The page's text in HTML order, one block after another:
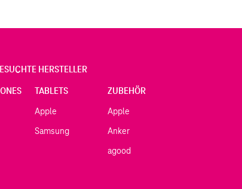
HERSTELLER
TABLETS
Apple
Samsung
ZUBEHÖR
Apple
Anker
agood